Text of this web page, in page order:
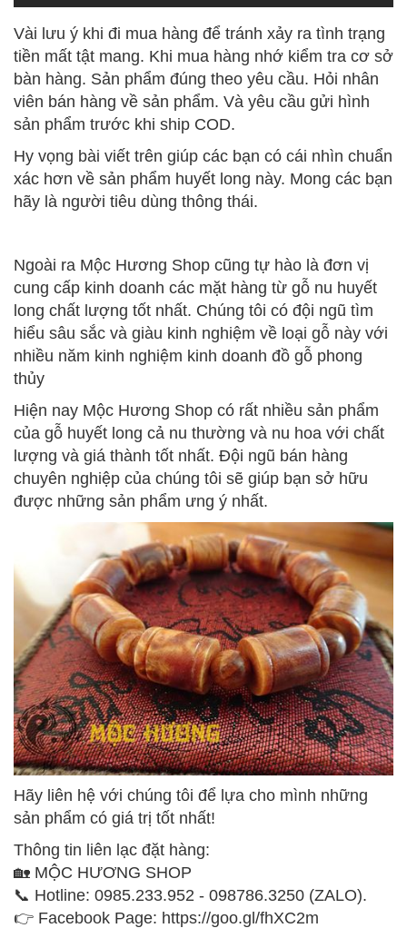
Vài lưu ý khi đi mua hàng để tránh xảy ra tình trạng
tiền mất tật mang. Khi mua hàng nhớ kiểm tra cơ sở
bàn hàng. Sản phẩm đúng theo yêu cầu. Hỏi nhân
viên bán hàng về sản phẩm. Và yêu cầu gửi hình
sản phẩm trước khi ship COD.
Hy vọng bài viết trên giúp các bạn có cái nhìn chuẩn
xác hơn về sản phẩm huyết long này. Mong các bạn
hãy là người tiêu dùng thông thái.
Ngoài ra Mộc Hương Shop cũng tự hào là đơn vị
cung cấp kinh doanh các mặt hàng từ gỗ nu huyết
long chất lượng tốt nhất. Chúng tôi có đội ngũ tìm
hiểu sâu sắc và giàu kinh nghiệm về loại gỗ này với
nhiều năm kinh nghiệm kinh doanh đồ gỗ phong
thủy
Hiện nay Mộc Hương Shop có rất nhiều sản phẩm
của gỗ huyết long cả nu thường và nu hoa với chất
lượng và giá thành tốt nhất. Đội ngũ bán hàng
chuyên nghiệp của chúng tôi sẽ giúp bạn sở hữu
được những sản phẩm ưng ý nhất.
Hãy liên hệ với chúng tôi để lựa cho mình những
sản phẩm có giá trị tốt nhất!
Thông tin liên lạc đặt hàng:
🏡 MỘC HƯƠNG SHOP
📞 Hotline: 0985.233.952 - 098786.3250 (ZALO).
👉 Facebook Page: https://goo.gl/fhXC2m